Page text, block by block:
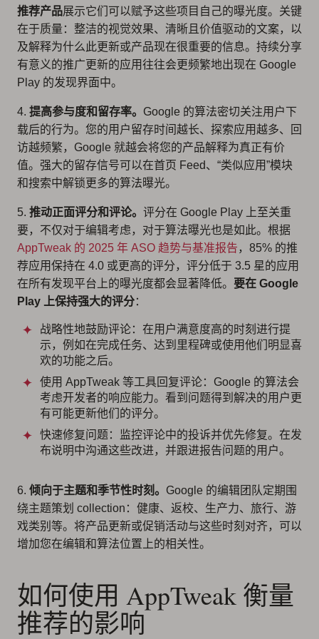
推荐产品展示它们可以赋予这些项目自己的曝光度。关键
在于质量：整洁的视觉效果、清晰且价值驱动的文案，以
及解释为什么此更新或产品现在很重要的信息。持续分享
有意义的推广更新的应用往往会更频繁地出现在 Google
Play 的发现界面中。
4. 提高参与度和留存率。 Google 的算法密切关注用户下
载后的行为。您的用户留存时间越长、探索应用越多、回
访越频繁，Google 就越会将您的产品解释为真正有价
值。强大的留存信号可以在首页 Feed、“类似应用”模块
和搜索中解锁更多的算法曝光。
5. 推动正面评分和评论。 评分在 Google Play 上至关重
要，不仅对于编辑考虑，对于算法曝光也是如此。根据
AppTweak 的 2025 年 ASO 趋势与基准报告 ，85% 的推
荐应用保持在 4.0 或更高的评分，评分低于 3.5 星的应用
在所有发现平台上的曝光度都会显著降低。 要在 Google
Play 上保持强大的评分：
战略性地鼓励评论：在用户满意度高的时刻进行提
示，例如在完成任务、达到里程碑或使用他们明显喜
欢的功能之后。
使用 AppTweak 等工具回复评论：Google 的算法会
考虑开发者的响应能力。看到问题得到解决的用户更
有可能更新他们的评分。
快速修复问题：监控评论中的投诉并优先修复。在发
布说明中沟通这些改进，并跟进报告问题的用户。
6. 倾向于主题和季节性时刻。 Google 的编辑团队定期围
绕主题策划 collection：健康、返校、生产力、旅行、游
戏类别等。将产品更新或促销活动与这些时刻对齐，可以
增加您在编辑和算法位置上的相关性。
如何使用 AppTweak 衡量
推荐的影响